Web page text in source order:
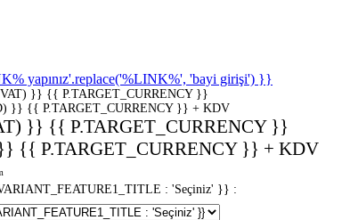
yapınız'.replace('%LINK%', 'bayi girişi') }}
}} {{ P.TARGET_CURRENCY }}
}} {{ P.TARGET_CURRENCY }} + KDV
}} {{ P.TARGET_CURRENCY }}
{{ P.TARGET_CURRENCY }} + KDV
: 'Seçiniz' }} :